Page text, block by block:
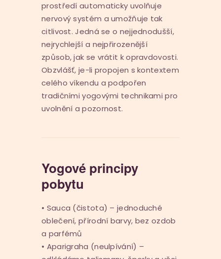
prostředí automaticky uvolňuje
nervový systém a umožňuje tak
citlivost. Jedná se o nejjednodušší,
nejrychlejší a nejpřirozenější
způsob, jak se vrátit k opravdovosti.
Obzvlášť, je-li propojen s kontextem
celého víkendu a podpořen
tradičními yogovými technikami pro
uvolnění a pozornost.
Yogové principy
pobytu
• Sauca (čistota) – jednoduché
oblečení, přírodní barvy, bez ozdob
a parfémů
• Aparigraha (neulpívání) –